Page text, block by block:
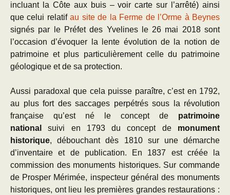
incluant la Côte aux buis – voir carte sur l’arrêté) ainsi
que celui relatifau site de la Ferme de l’Orme à Beynes
signés par le Préfet des Yvelines le 26 mai 2018 sont
l’occasion d’évoquer la lente évolution de la notion de
patrimoine et plus particulièrement celle du patrimoine
géologique et de sa protection.
Aussi paradoxal que cela puisse paraître, c’est en 1792,
au plus fort des saccages perpétrés sous la révolution
française qu’est né le concept de patrimoine
nationalsuivi en 1793 du concept de monument
historique, débouchant dès 1810 sur une démarche
d’inventaire et de publication. En 1837 est créée la
commission des monuments historiques. Sur commande
de Prosper Mérimée, inspecteur général des monuments
historiques, ont lieu les premières grandes restaurations :